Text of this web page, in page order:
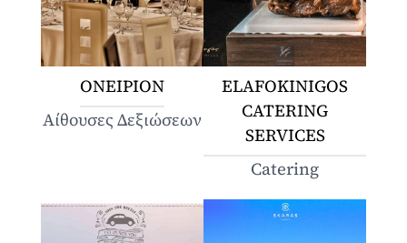
ΟΝΕΙΡΙΟΝ
Αίθουσες Δεξιώσεων
ELAFOKINIGOS
CATERING
SERVICES
Catering